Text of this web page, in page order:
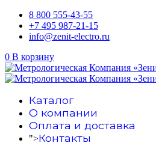
8 800 555-43-55
+7 495 987-21-15
info@zenit-electro.ru
0 В корзину
Каталог
О компании
Оплата и доставка
">Контакты